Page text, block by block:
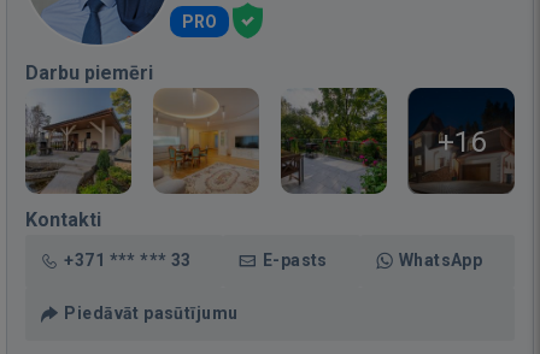
PRO
Darbu piemēri
+16
Kontakti
+371 *** *** 33 E-pasts WhatsApp
Piedāvāt pasūtījumu